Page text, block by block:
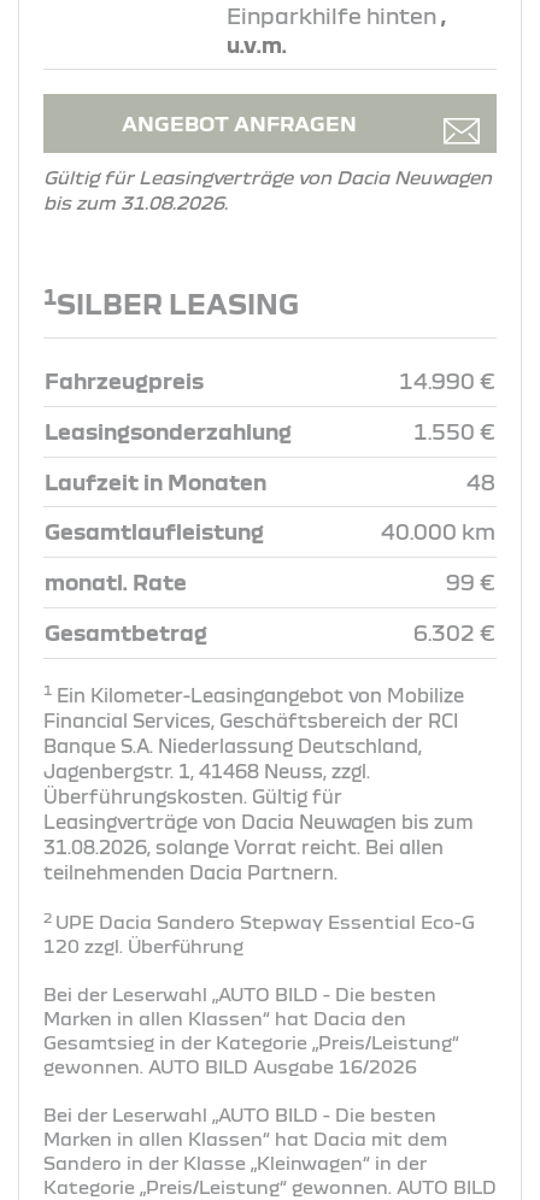
Einparkhilfe hinten ,
u.v.m.
ANGEBOT ANFRAGEN
Gültig für Leasingverträge von Dacia Neuwagen
bis zum 31.08.2026.
1SILBER LEASING
Fahrzeugpreis 14.990 €
Leasingsonderzahlung 1.550 €
Laufzeit in Monaten 48
Gesamtlaufleistung 40.000 km
monatl. Rate 99 €
Gesamtbetrag 6.302 €
1 Ein Kilometer-Leasingangebot von Mobilize
Financial Services, Geschäftsbereich der RCI
Banque S.A. Niederlassung Deutschland,
Jagenbergstr. 1, 41468 Neuss, zzgl.
Überführungskosten. Gültig für
Leasingverträge von Dacia Neuwagen bis zum
31.08.2026, solange Vorrat reicht. Bei allen
teilnehmenden Dacia Partnern.
2 UPE Dacia Sandero Stepway Essential Eco-G
120 zzgl. Überführung
Bei der Leserwahl „AUTO BILD - Die besten
Marken in allen Klassen“ hat Dacia den
Gesamtsieg in der Kategorie „Preis/Leistung“
gewonnen. AUTO BILD Ausgabe 16/2026
Bei der Leserwahl „AUTO BILD - Die besten
Marken in allen Klassen“ hat Dacia mit dem
Sandero in der Klasse „Kleinwagen“ in der
Kategorie „Preis/Leistung“ gewonnen. AUTO BILD